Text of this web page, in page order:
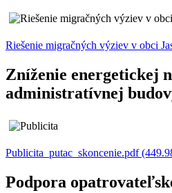
Riešenie migračných výziev v obci
Zníženie energetickej
administratívnej
Publicita_putac_skoncenie.pdf
Podpora